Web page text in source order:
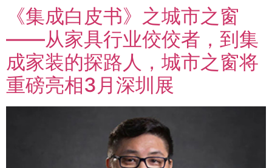
《集成白皮书》之城市之窗
——从家具行业佼佼者，到集
成家装的探路人，城市之窗将
重磅亮相3月深圳展